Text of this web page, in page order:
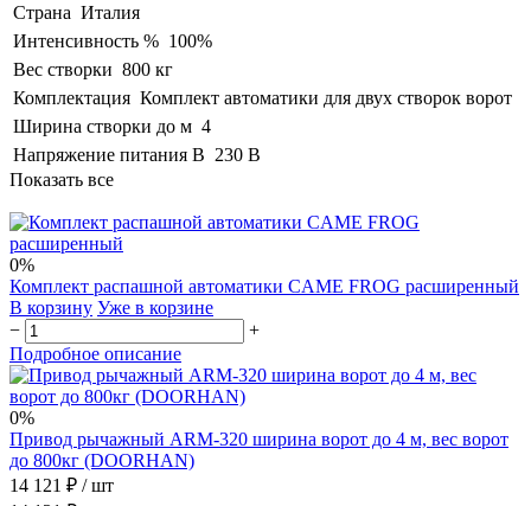
Страна Италия
Интенсивность % 100%
Вес створки 800 кг
Комплектация Комплект автоматики для двух створок ворот
Ширина створки до м 4
Напряжение питания В 230 В
Показать все
0%
Комплект распашной автоматики CAME FROG расширенный
В корзину Уже в корзине
−
+
Подробное описание
0%
Привод рычажный ARM-320 ширина ворот до 4 м, вес ворот
до 800кг (DOORHAN)
14 121 ₽ / шт